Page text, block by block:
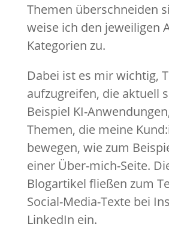
Themen überschneiden
weise ich den jeweiligen
Kategorien zu.
Dabei ist es mir wichtig,
aufzugreifen, die aktuell
Beispiel KI-
Themen, die meine
bewegen, wie zum
einer Über-mich-Seite.
Blogartikel fließen zum
Social-Media-Texte bei
LinkedIn ein.